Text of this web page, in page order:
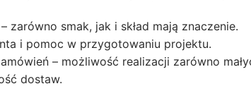
zarówno smak, jak i skład mają znaczenie.
i pomoc w przygotowaniu projektu.
– możliwość realizacji zarówno
dostaw.